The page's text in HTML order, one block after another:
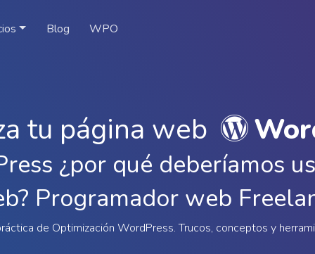
Blog WPO
tu página web
¿por qué deberíamos
Programador web
de Optimización WordPress. Trucos, conceptos y